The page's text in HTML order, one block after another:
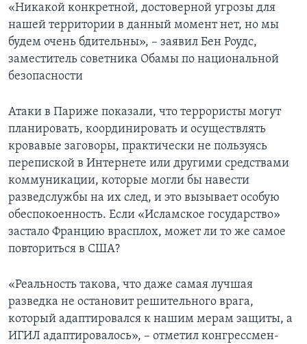
«Никакой конкретной, достоверной угрозы для
нашей территории в данный момент нет, но мы
будем очень бдительны», – заявил Бен Роудс,
заместитель советника Обамы по национальной
безопасности
Атаки в Париже показали, что террористы могут
планировать, координировать и осуществлять
кровавые заговоры, практически не пользуясь
перепиской в Интернете или другими средствами
коммуникации, которые могли бы навести
разведслужбы на их след, и это вызывает особую
обеспокоенность. Если «Исламское государство»
застало Францию врасплох, может ли то же самое
повториться в США?
«Реальность такова, что даже самая лучшая
разведка не остановит решительного врага,
который адаптировался к нашим мерам защиты, а
ИГИЛ адаптировалось», – отметил конгрессмен-